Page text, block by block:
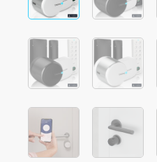
Tedee Bridge
Door Sensor
Cilindros